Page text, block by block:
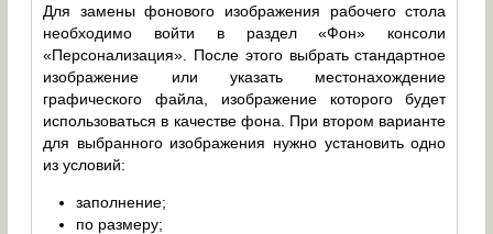
Для замены фонового изображения рабочего стола
необходимо войти в раздел «Фон» консоли
«Персонализация». После этого выбрать стандартное
изображение или указать местонахождение
графического файла, изображение которого будет
использоваться в качестве фона. При втором варианте
для выбранного изображения нужно установить одно
из условий:
заполнение;
по размеру;